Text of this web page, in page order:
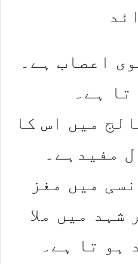
میں اس کا
مفیدہے۔
میں مغز
شہد میں ملا
ہو تا ہے۔